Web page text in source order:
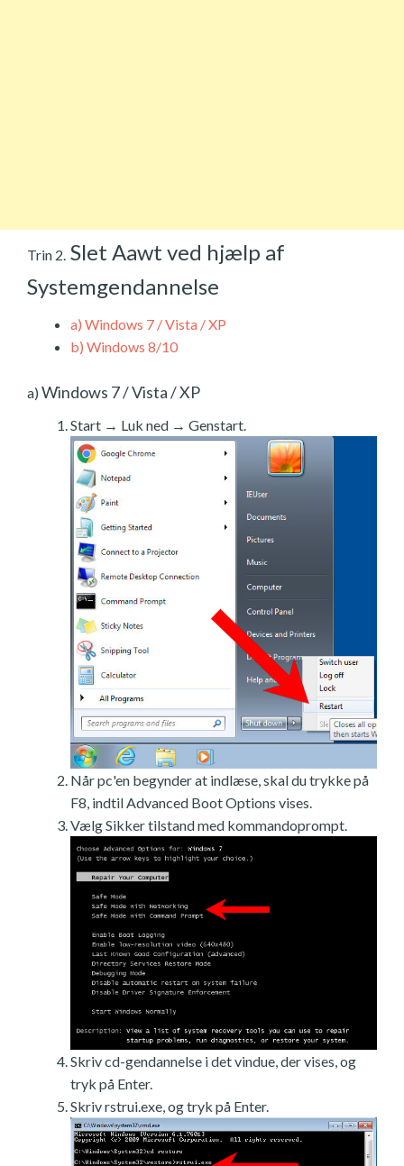
Trin 2. Slet Aawt ved hjælp af
Systemgendannelse
a) Windows 7 / Vista / XP
b) Windows 8/10
a) Windows 7 / Vista / XP
Start → Luk ned → Genstart.
Når pc'en begynder at indlæse, skal du trykke på
F8, indtil Advanced Boot Options vises.
Vælg Sikker tilstand med kommandoprompt.
Skriv cd-gendannelse i det vindue, der vises, og
tryk på Enter.
Skriv rstrui.exe, og tryk på Enter.